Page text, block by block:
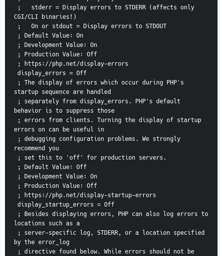
CGI/CLI binaries!)
;   On or stdout = Display errors to STDOUT
; Default Value: On
; Development Value: On
; Production Value: Off
; https://php.net/display-errors
display_errors = Off
startup sequence are handled
behavior is to suppress those
errors on can be useful in
recommend you
; set this to 'off' for production servers.
; Default Value: Off
; Development Value: On
; Production Value: Off
; https://php.net/display-startup-errors
display_startup_errors = Off
locations such as a
by the error_log